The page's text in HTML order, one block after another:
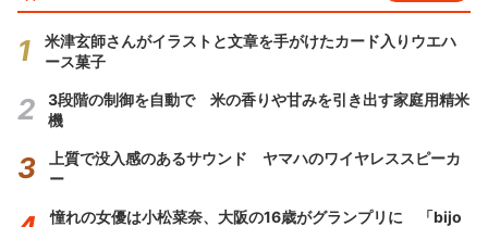
米津玄師さんがイラストと文章を手がけたカード入りウエハ
ース菓子
3段階の制御を自動で 米の香りや甘みを引き出す家庭用精米
機
上質で没入感のあるサウンド ヤマハのワイヤレススピーカ
ー
憧れの女優は小松菜奈、大阪の16歳がグランプリに 「bijo